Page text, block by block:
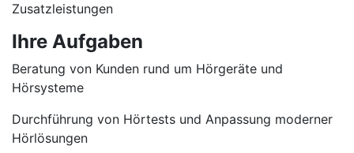
Zusatzleistungen
Ihre Aufgaben
Beratung von Kunden rund um Hörgeräte und
Hörsysteme
Durchführung von Hörtests und Anpassung moderner
Hörlösungen